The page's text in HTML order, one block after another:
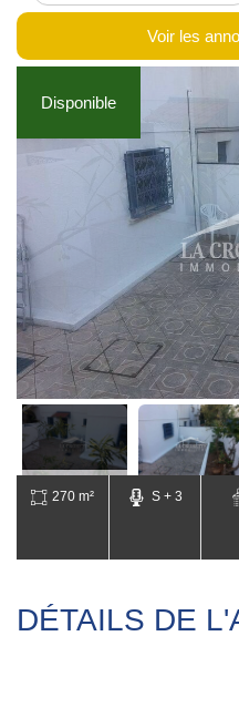
Voir les
Disponible
Disponible
270 m² S + 3
DÉTAILS DE